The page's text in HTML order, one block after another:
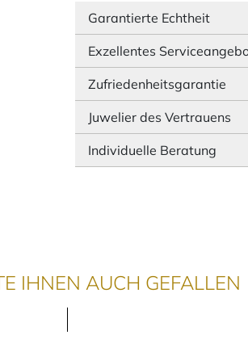
Garantierte Echtheit
Exzellentes
Zufriedenheitsgarantie
Juwelier des Vertrauens
Individuelle Beratung
IHNEN AUCH GEFALLEN